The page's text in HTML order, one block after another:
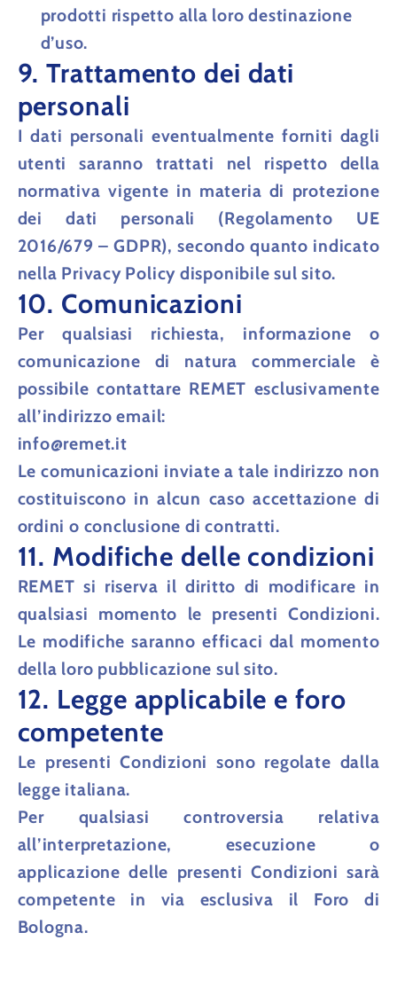
prodotti rispetto alla loro destinazione
d’uso.
9. Trattamento dei dati
personali
I dati personali eventualmente forniti dagli
utenti saranno trattati nel rispetto della
normativa vigente in materia di protezione
dei dati personali (Regolamento UE
2016/679 – GDPR), secondo quanto indicato
nella Privacy Policy disponibile sul sito.
10. Comunicazioni
Per qualsiasi richiesta, informazione o
comunicazione di natura commerciale è
possibile contattare REMET esclusivamente
all’indirizzo email:
info@remet.it
Le comunicazioni inviate a tale indirizzo non
costituiscono in alcun caso accettazione di
ordini o conclusione di contratti.
11. Modifiche delle condizioni
REMET si riserva il diritto di modificare in
qualsiasi momento le presenti Condizioni.
Le modifiche saranno efficaci dal momento
della loro pubblicazione sul sito.
12. Legge applicabile e foro
competente
Le presenti Condizioni sono regolate dalla
legge italiana.
Per qualsiasi controversia relativa
all’interpretazione, esecuzione o
applicazione delle presenti Condizioni sarà
competente in via esclusiva il Foro di
Bologna.